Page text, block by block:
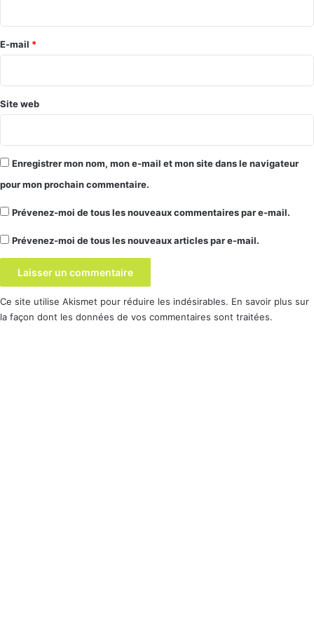
Il est déployé sur tous les modèles
depuis lePixel 6(et versions
ultérieures).
l’appareil : batterie, stockage et de lancer
quelques diagnostics.
Source
r
e
E-mail *
Site web
Enregistrer mon nom, mon e-mail et mon site dans le navigateur
pour mon prochain commentaire.
Prévenez-moi de tous les nouveaux commentaires par e-mail.
Prévenez-moi de tous les nouveaux articles par e-mail.
Ce site utilise Akismet pour réduire les indésirables. En savoir plus sur
la façon dont les données de vos commentaires sont traitées.